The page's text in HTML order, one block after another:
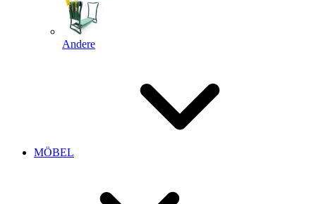
Andere
MÖBEL